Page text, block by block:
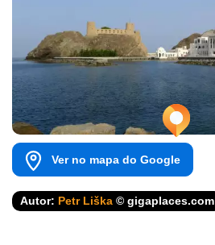
Ver no mapa do Google
Autor: Petr Liška © gigaplaces.com